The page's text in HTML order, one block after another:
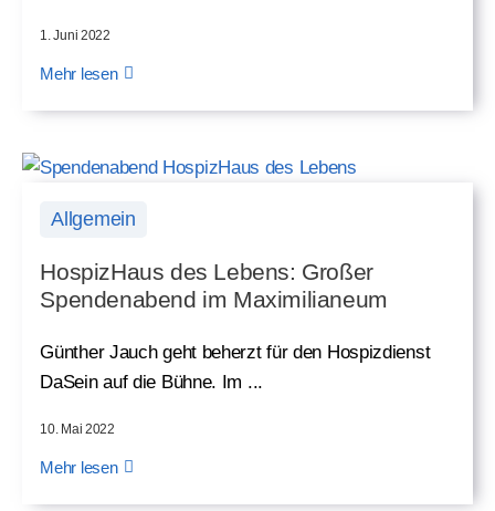
1. Juni 2022
Mehr lesen
Allgemein
HospizHaus des Lebens: Großer
Spendenabend im Maximilianeum
Günther Jauch geht beherzt für den Hospizdienst
DaSein auf die Bühne. Im ...
10. Mai 2022
Mehr lesen